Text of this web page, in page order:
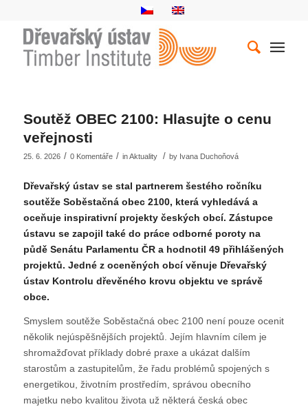
Soutěž OBEC 2100: Hlasujte o cenu
veřejnosti
25. 6. 2026 / 0 Komentáře / inAktuality / by Ivana Duchoňová
Dřevařský ústav se stal partnerem šestého ročníku
soutěže Soběstačná obec 2100, která vyhledává a
oceňuje inspirativní projekty českých obcí. Zástupce
ústavu se zapojil také do práce odborné poroty na
půdě Senátu Parlamentu ČR a hodnotil 49 přihlášených
projektů. Jedné z oceněných obcí věnuje Dřevařský
ústav Kontrolu dřevěného krovu objektu ve správě
obce.
Smyslem soutěže Soběstačná obec 2100 není pouze ocenit
několik nejúspěšnějších projektů. Jejím hlavním cílem je
shromažďovat příklady dobré praxe a ukázat dalším
starostům a zastupitelům, že řadu problémů spojených s
energetikou, životním prostředím, správou obecního
majetku nebo kvalitou života už některá česká obec